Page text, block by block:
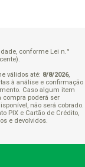
conforme Lei n.°
válidos até: 8/8/2026,
à análise e confirmação
Caso algum item
compra poderá ser
não será cobrado.
PIX e Cartão de Crédito,
e devolvidos.